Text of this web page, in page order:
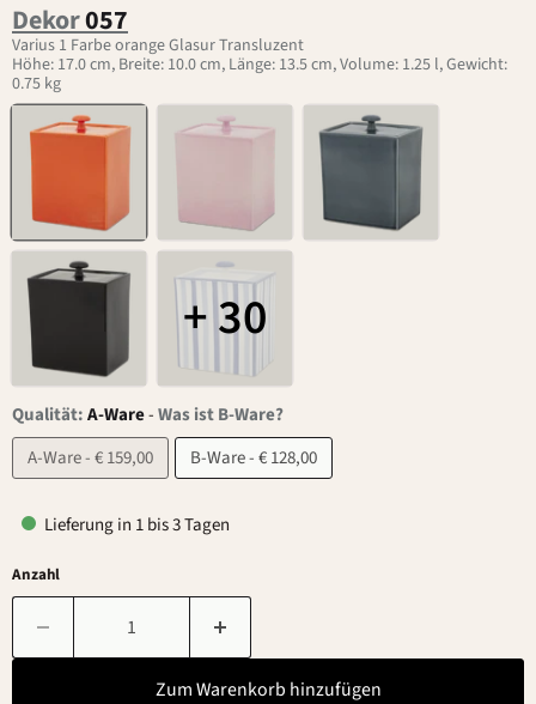
Dekor057
Varius 1 Farbe orange Glasur Transluzent
Höhe: 17.0 cm, Breite: 10.0 cm, Länge: 13.5 cm, Volume: 1.25 l, Gewicht:
0.75 kg
+ 30
Qualität:A-Ware-Was ist B-Ware?
A-Ware - € 159,00
B-Ware - € 128,00
Lieferung in 1 bis 3 Tagen
Anzahl
Zum Warenkorb hinzufügen